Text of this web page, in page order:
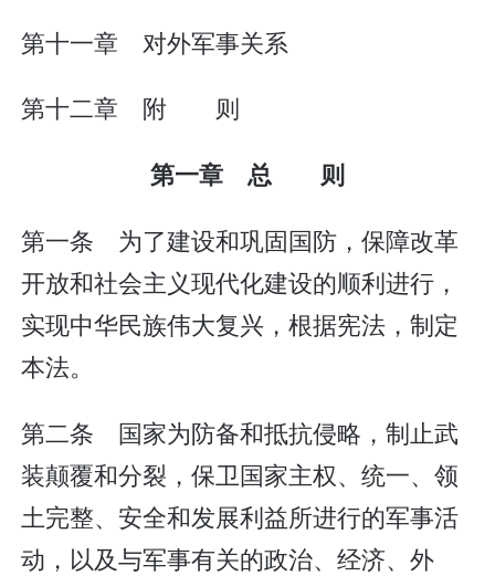
第十一章 对外军事关系
第十二章 附 则
第一章 总 则
第一条 为了建设和巩固国防，保障改革
开放和社会主义现代化建设的顺利进行，
实现中华民族伟大复兴，根据宪法，制定
本法。
第二条 国家为防备和抵抗侵略，制止武
装颠覆和分裂，保卫国家主权、统一、领
土完整、安全和发展利益所进行的军事活
动，以及与军事有关的政治、经济、外